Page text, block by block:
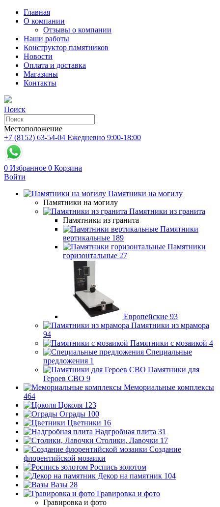
Главная
О компании
Отзывы о компании
Наши работы
Конструктор памятников
Новости
Оплата и доставка
Магазины
Контакты
Поиск
Местоположение
+7 (8152) 63-54-04 Ежедневно 9:00-18:00
0 Избранное 0 Корзина
Войти
Памятники на могилу
Памятники на могилу
Памятники из гранита
Памятники из гранита
Памятники
вертикальные 189
Памятники
горизонтальные 27
Европейские 93
Памятники из мрамора
94
Памятники с мозаикой 4
Специальные
предложения 1
Памятники для
Героев СВО 9
Мемориальные комплексы
464
Цоколя 123
Ограды 100
Цветники 16
Надгробная плита 31
Столики, Лавочки 17
Создание
флорентийской мозаики
Роспись золотом
Декор на памятник 104
Вазы 28
Гравировка и фото
Гравировка и фото